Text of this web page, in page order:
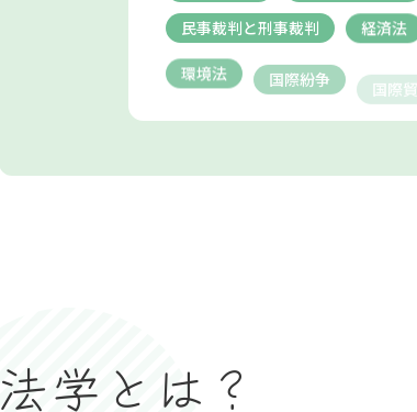
民事裁判と刑事裁判
経済法
環境法
国際紛争
法学とは？